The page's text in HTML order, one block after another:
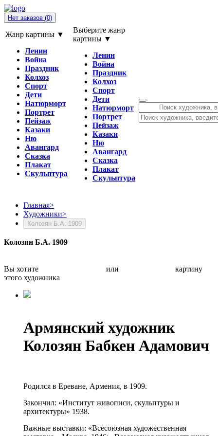
Нет заказов (0)
Жанр картины ▼
Ленин
Война
Праздник
Колхоз
Спорт
Дети
Натюрморт
Портрет
Пейзаж
Казаки
Ню
Авангард
Сказка
Плакат
Скульптура
Выберите жанр
картины ▼
Ленин
Война
Праздник
Колхоз
Спорт
Дети
Натюрморт
Портрет
Пейзаж
Казаки
Ню
Авангард
Сказка
Плакат
Скульптура
Главная>
Художники>
Колозян Б.А. 1909
Колозян Б.А. 1909
Вы хотите или
картину
этого художника
Армянский художник
Колозян Бабкен Адамович
Родился в Ереване, Армения, в 1909.
Закончил: «Институт живописи, скульптуры и
архитектуры» 1938.
Важные выставки: «Всесоюзная художественная